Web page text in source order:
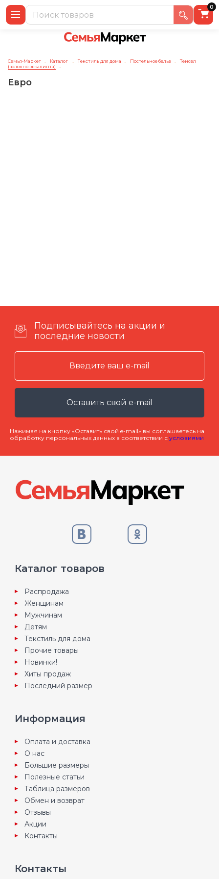
0
Семья-Маркет → Каталог → Текстиль для дома → Постельное белье →
Тенсел
(волокно эвкалипта)
→
Евро
Подписывайтесь на акции и
последние новости
Оставить свой e-mail
Нажимая на кнопку «Оставить свой e-mail» вы соглашаетесь на
обработку персональных данных в соответствии с условиями
Каталог товаров
Распродажа
Женщинам
Мужчинам
Детям
Текстиль для дома
Прочие товары
Новинки!
Хиты продаж
Последний размер
Информация
Оплата и доставка
О нас
Большие размеры
Полезные статьи
Таблица размеров
Обмен и возврат
Отзывы
Акции
Контакты
Контакты